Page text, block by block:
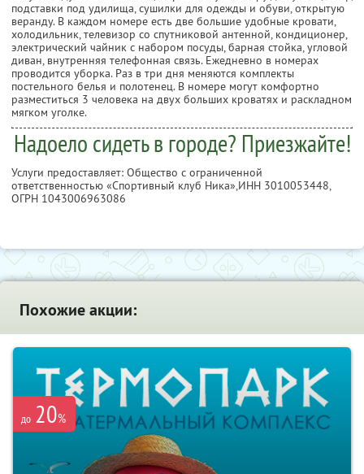
подставки под удилища, сушилки для одежды и обуви, открытую
веранду. В каждом номере есть две большие удобные кровати,
холодильник, телевизор со спутниковой антенной, кондиционер,
электрический чайник с набором посуды, барная стойка, угловой
диван, внутренняя телефонная связь. Ежедневно в номерах
проводится уборка. Раз в три дня меняются комплекты
постельного белья и полотенец. В номере могут комфортно
разместиться 3 человека на двух больших кроватях и раскладном
мягком уголке.
Надоело сидеть в городе? Приезжайте!
Услуги предоставляет: Общество с ограниченной
ответственностью «Спортивный клуб Ника»,ИНН 3010053448,
ОГРН 1043006963086
Похожие акции:
до 20%